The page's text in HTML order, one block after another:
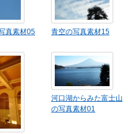
真素材05 青空の写真素材15
河口湖からみた富士山
の写真素材01